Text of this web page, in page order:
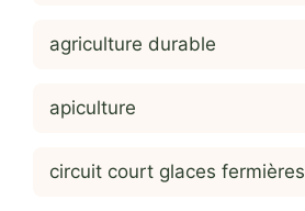
agriculture durable
apiculture
circuit court glaces fermières